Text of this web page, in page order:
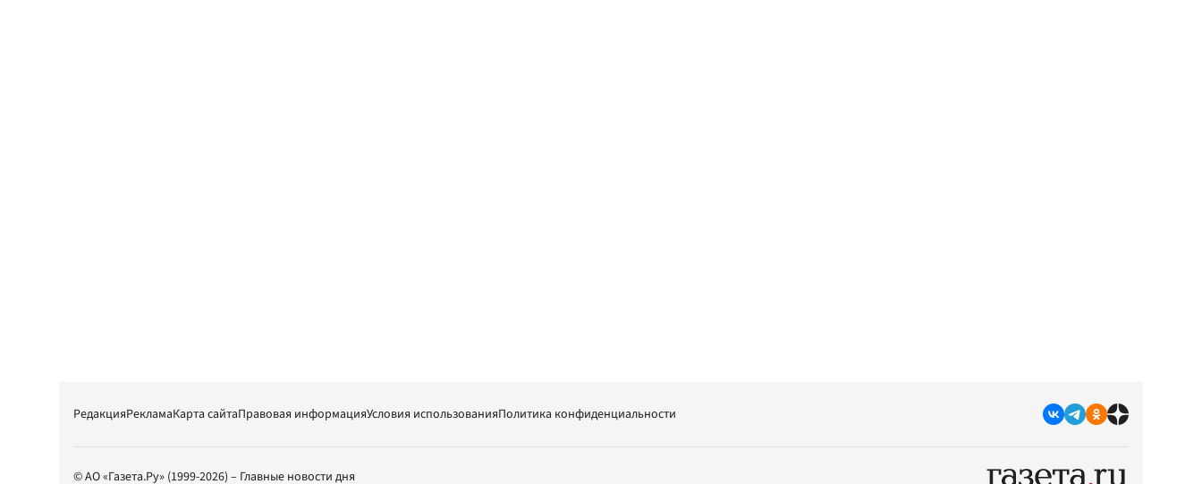
РедакцияРекламаКарта сайтаПравовая информацияУсловия использованияПолитика конфиденциальности
© АО «Газета.Ру» (1999-2026) – Главные новости дня